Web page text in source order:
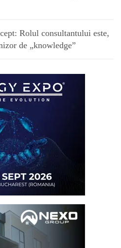
Rolul consultantului este,
de „knowledge”